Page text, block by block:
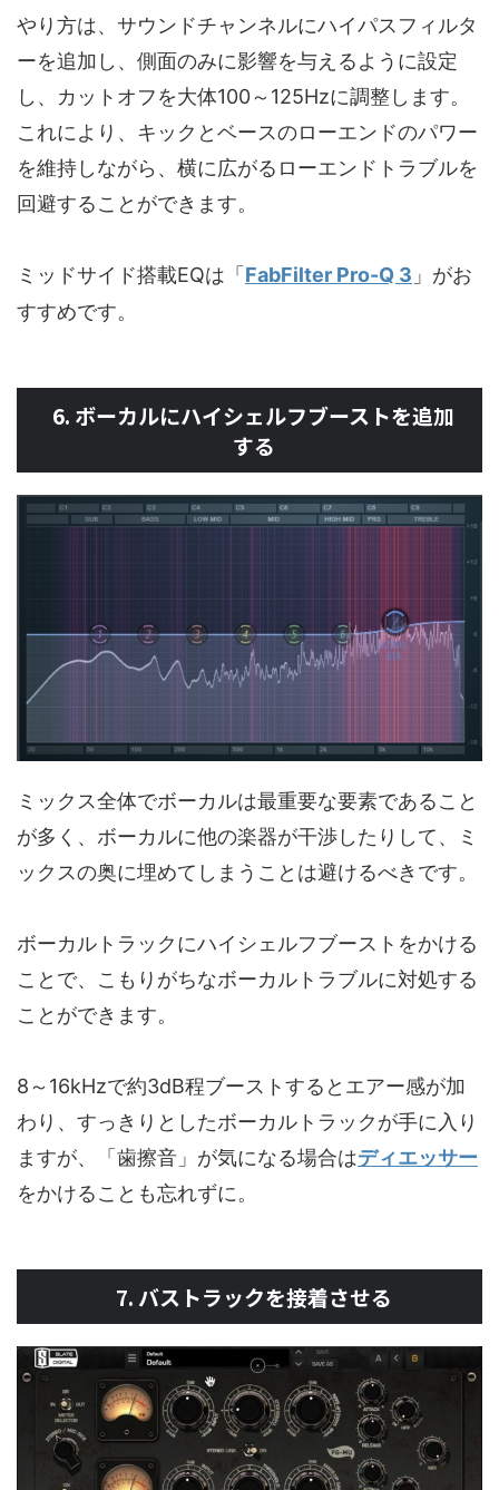
やり方は、サウンドチャンネルにハイパスフィルタ
ーを追加し、側面のみに影響を与えるように設定
し、カットオフを大体100～125Hzに調整します。
これにより、キックとベースのローエンドのパワー
を維持しながら、横に広がるローエンドトラブルを
回避することができます。
ミッドサイド搭載EQは「 FabFilter Pro-Q 3 」がお
すすめです。
6. ボーカルにハイシェルフブーストを追加
する
ミックス全体でボーカルは最重要な要素であること
が多く、ボーカルに他の楽器が干渉したりして、ミ
ックスの奥に埋めてしまうことは避けるべきです。
ボーカルトラックにハイシェルフブーストをかける
ことで、こもりがちなボーカルトラブルに対処する
ことができます。
8～16kHzで約3dB程ブーストするとエアー感が加
わり、すっきりとしたボーカルトラックが手に入り
ますが、「歯擦音」が気になる場合はディエッサー
をかけることも忘れずに。
7. バストラックを接着させる